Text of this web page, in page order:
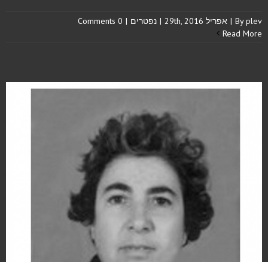
Byplev
| אפריל 29th, 2016 | נפטרים |
0 Comments
Read More